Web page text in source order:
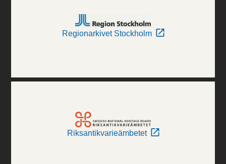
Regionarkivet Stockholm
Riksantikvarieämbetet